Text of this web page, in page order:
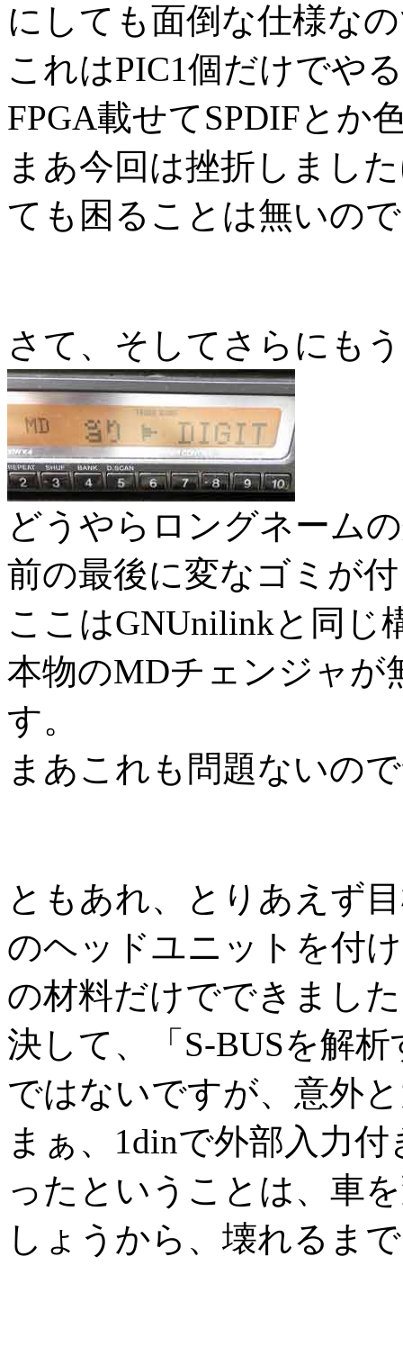
にしても面倒な仕様な
これはPIC1個だけでや
FPGA載せてSPDIFとか
まあ今回は挫折しまし
ても困ることは無いの
さて、そしてさらにも
どうやらロングネーム
前の最後に変なゴミが
ここはGNUnilinkと同じ
本物のMDチェンジャが
す。
まあこれも問題ないの
ともあれ、とりあえず
のヘッドユニットを付
の材料だけでできまし
決して、「S-BUSを解
ではないですが、意外
まぁ、1dinで外部入力
ったということは、車
しょうから、壊れるま